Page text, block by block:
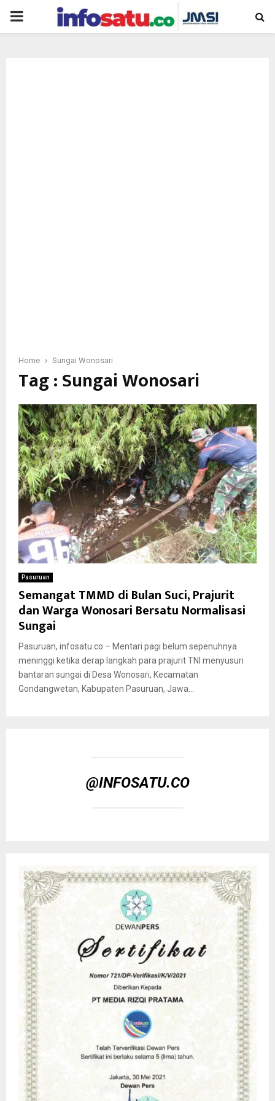
PRIMARY
Home Sungai Wonosari
Tag : Sungai Wonosari
Pasuruan
Semangat TMMD di Bulan Suci, Prajurit
dan Warga Wonosari Bersatu Normalisasi
Sungai
Pasuruan, infosatu.co – Mentari pagi belum sepenuhnya
meninggi ketika derap langkah para prajurit TNI menyusuri
bantaran sungai di Desa Wonosari, Kecamatan
Gondangwetan, Kabupaten Pasuruan, Jawa...
@INFOSATU.CO